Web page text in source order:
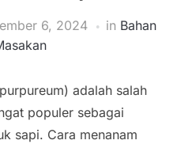
6, 2024 in Bahan
adalah salah
populer sebagai
sapi. Cara menanam